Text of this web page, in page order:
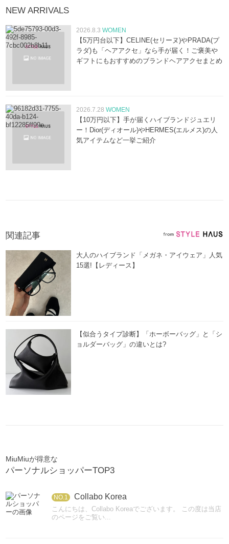
NEW ARRIVALS
2026.8.3 WOMEN
【5万円台以下】CELINE(セリーヌ)やPRADA(プ
ラダ)も「ヘアアクセ」なら手が届く！ご褒美や
ギフトにもおすすめのブランドヘアアクセまとめ
2026.7.28 WOMEN
【10万円以下】手が届くハイブランドジュエリ
ー！Dior(ディオール)やHERMES(エルメス)の人
気アイテムなど一挙ご紹介
関連記事
大人のハイブランド「メガネ・アイウェア」人気
15選!【レディース】
【似合うタイプ診断】「ホーボーバッグ」と「シ
ョルダーバッグ」の違いとは?
MiuMiuが得意な
パーソナルショッパーTOP3
NO.1 Collabo Korea
こんにちは、Collabo Koreaでございます。 この度は当店
のページをご覧い...